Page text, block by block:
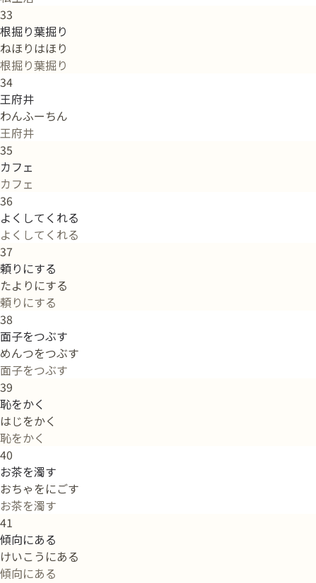
33
根掘り葉掘り
ねほりはほり
根掘り葉掘り
34
王府井
わんふーちん
王府井
35
カフェ
カフェ
36
よくしてくれる
よくしてくれる
37
頼りにする
たよりにする
頼りにする
38
面子をつぶす
めんつをつぶす
面子をつぶす
39
恥をかく
はじをかく
恥をかく
40
お茶を濁す
おちゃをにごす
お茶を濁す
41
傾向にある
けいこうにある
傾向にある